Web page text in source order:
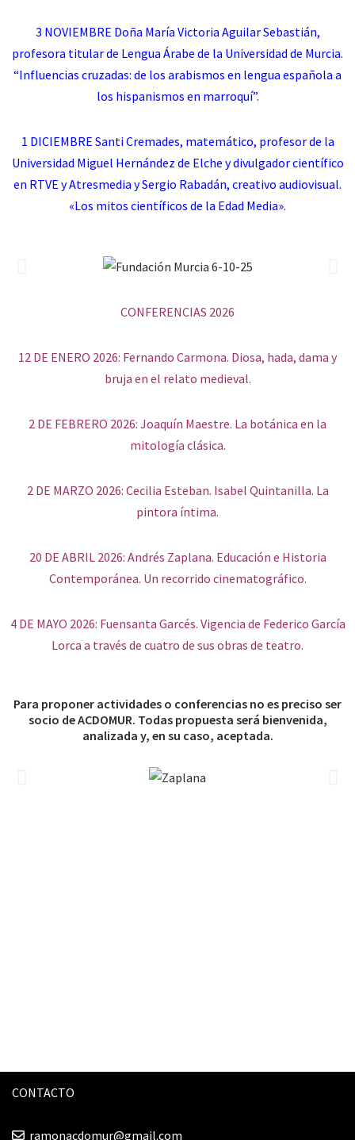
3 NOVIEMBRE Doña María Victoria Aguilar Sebastián,
profesora titular de Lengua Árabe de la Universidad de Murcia.
“Influencias cruzadas: de los arabismos en lengua española a
los hispanismos en marroquí”.
1 DICIEMBRE Santi Cremades, matemático, profesor de la
Universidad Miguel Hernández de Elche y divulgador científico
en RTVE y Atresmedia y Sergio Rabadán, creativo audiovisual.
«Los mitos científicos de la Edad Media».
CONFERENCIAS 2026
12 DE ENERO 2026: Fernando Carmona. Diosa, hada, dama y
bruja en el relato medieval.
2 DE FEBRERO 2026: Joaquín Maestre. La botánica en la
mitología clásica.
2 DE MARZO 2026: Cecilia Esteban. Isabel Quintanilla. La
pintora íntima.
20 DE ABRIL 2026: Andrés Zaplana. Educación e Historia
Contemporánea. Un recorrido cinematográfico.
4 DE MAYO 2026: Fuensanta Garcés. Vigencia de Federico García
Lorca a través de cuatro de sus obras de teatro.
Para proponer actividades o conferencias no es preciso ser
socio de ACDOMUR. Todas propuesta será bienvenida,
analizada y, en su caso, aceptada.
CONTACTO
ramonacdomur@gmail.com